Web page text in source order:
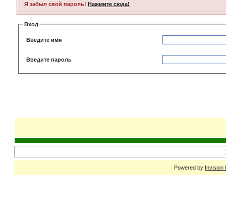
Я забыл свой пароль! Нажмите сюда!
Вход
Введите имя
Введите пароль
Powered by Invision